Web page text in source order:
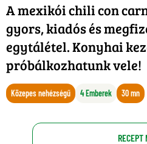
A mexikói chili con
gyors, kiadós és
egytálétel. Konyhai
próbálkozhatunk vele!
Közepes nehézségű 4 Emberek 30 mn
RECEPT